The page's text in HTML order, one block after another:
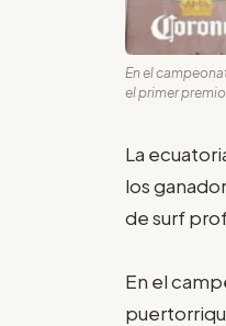
En el
el primer
La
los
de surf
En el